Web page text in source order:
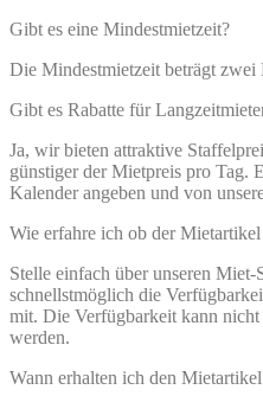
Gibt es eine Mindestmietzeit?
Die Mindestmietzeit beträgt zwei
Gibt es Rabatte für
Ja, wir bieten attraktive
günstiger der Mietpreis pro Tag.
Kalender angeben und von
Wie erfahre ich ob der
Stelle einfach über unseren
schnellstmöglich die
mit. Die Verfügbarkeit kann
werden.
Wann erhalten ich den